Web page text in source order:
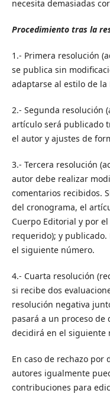
necesita demasiadas
Procedimiento tras la
1.- Primera resolución
se publica sin
adaptarse al estilo de la
2.- Segunda resolución
artículo será publicado
el autor y ajustes de
3.- Tercera resolución
autor debe realizar
comentarios recibidos.
del cronograma, el
Cuerpo Editorial y por
requerido); y
el siguiente número.
4.- Cuarta resolución
si recibe dos
resolución negativa
pasará a un proceso de
decidirá en el siguiente
En caso de rechazo por
autores igualmente
contribuciones para